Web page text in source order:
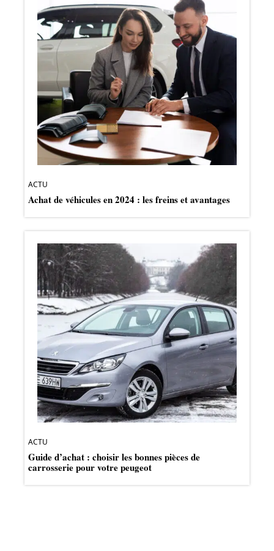
ACTU
Achat de véhicules en 2024 : les freins et avantages
ACTU
Guide d’achat : choisir les bonnes pièces de
carrosserie pour votre peugeot